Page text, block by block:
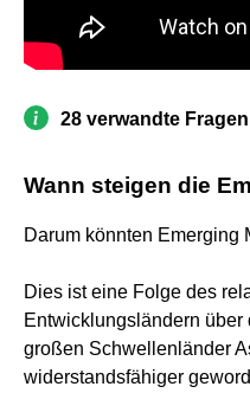
28 verwandte
Wann steigen die
Darum könnten Emerging
Dies ist eine Folge des
Entwicklungsländern
großen Schwellenländer
widerstandsfähiger